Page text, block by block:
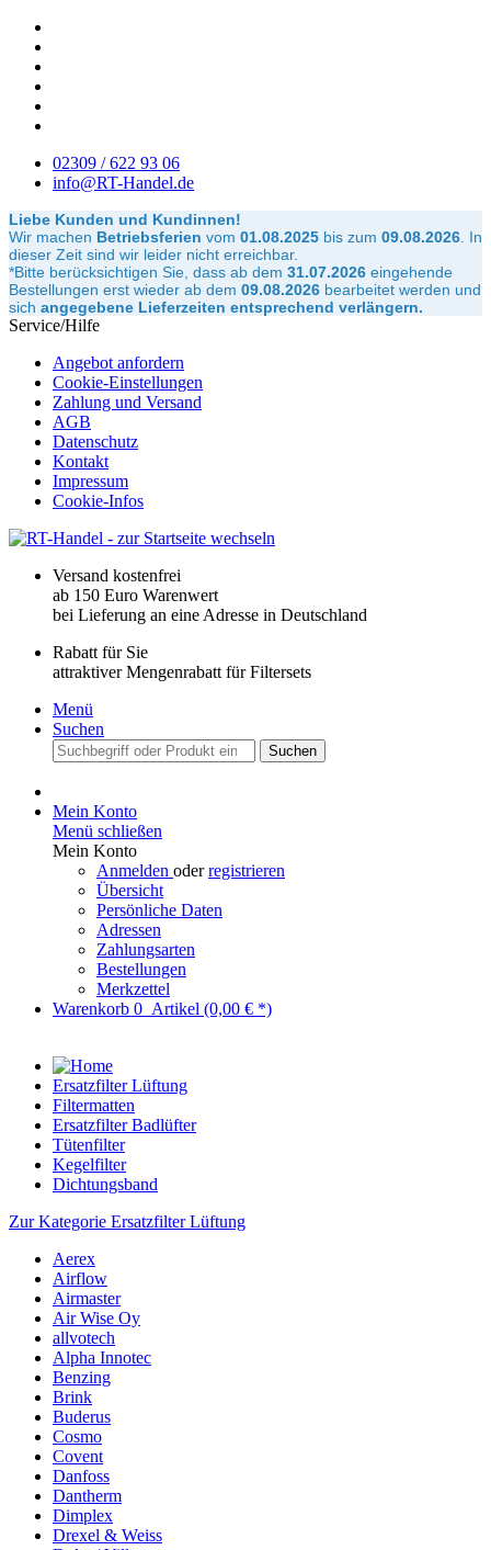
02309 / 622 93 06
info@RT-Handel.de
Liebe Kunden und Kundinnen!
Wir machen Betriebsferien vom 01.08.2025 bis zum 09.08.2026 In
dieser Zeit sind wir leider nicht erreichbar.
*Bitte berücksichtigen Sie, dass ab dem 31.07.2026 eingehende
Bestellungen erst wieder ab dem 09.08.2026 bearbeitet werden und
sich angegebene Lieferzeiten entsprechend verlängern.
Service/Hilfe
Angebot anfordern
Cookie-Einstellungen
Zahlung und Versand
AGB
Datenschutz
Kontakt
Impressum
Cookie-Infos
Versand kostenfrei
ab 150 Euro Warenwert
bei Lieferung an eine Adresse in Deutschland
Rabatt für Sie
attraktiver Mengenrabatt für Filtersets
Menü
Suchen
Suchen
Mein Konto
Menü schließen
Mein Konto
Anmelden oderregistrieren
Übersicht
Persönliche Daten
Adressen
Zahlungsarten
Bestellungen
Merkzettel
Warenkorb 0 Artikel (0,00 € *)
Ersatzfilter Lüftung
Filtermatten
Ersatzfilter Badlüfter
Tütenfilter
Kegelfilter
Dichtungsband
Zur Kategorie Ersatzfilter Lüftung
Aerex
Airflow
Airmaster
Air Wise Oy
allvotech
Alpha Innotec
Benzing
Brink
Buderus
Cosmo
Covent
Danfoss
Dantherm
Dimplex
Drexel & Weiss